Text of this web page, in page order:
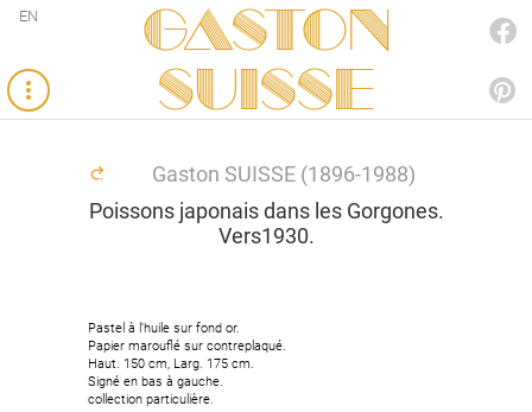
Gaston
SUISSE
EN
Gaston SUISSE (1896-1988)
Poissons japonais dans les Gorgones.
Vers1930.
Pastel à l’huile sur fond or.
Papier marouflé sur contreplaqué.
Haut. 150 cm, Larg. 175 cm.
Signé en bas à gauche.
collection particulière.